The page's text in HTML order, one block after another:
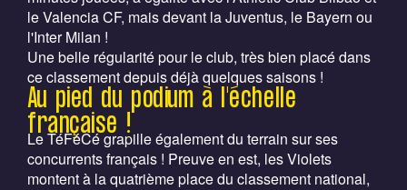
le Valencia CF, mais devant la Juventus, le Bayern ou
l'Inter Milan !
Une belle régularité pour le club, très bien placé dans
ce classement depuis déjà quelques saisons !
Au pied du podium à l'échelle
française !
Le TéFéCé grapille également du terrain sur ses
concurrents français ! Preuve en est, les Violets
montent à la quatrième place du classement national,